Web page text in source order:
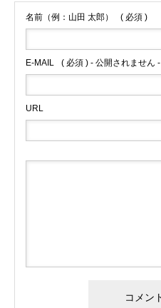
名前（例：山田 太郎） ( 必須 )
E-MAIL ( 必須 ) - 公開されません -
URL